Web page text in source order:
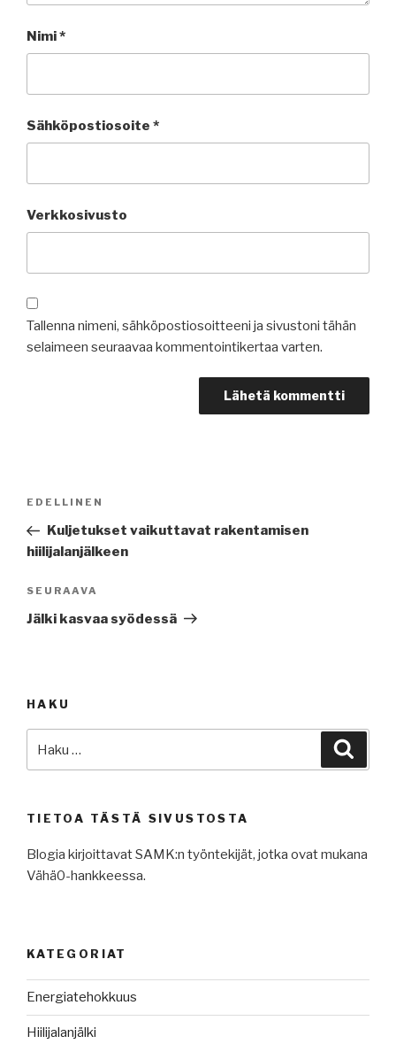
Nimi*
Sähköpostiosoite *
Verkkosivusto
Tallenna nimeni, sähköpostiosoitteeni ja sivustoni tähän
selaimeen seuraavaa kommentointikertaa varten.
Edellinen
artikkeli
EDELLINEN
Kuljetukset vaikuttavat rakentamisen
hiilijalanjälkeen
Seuraava
artikkeli
SEURAAVA
Jälki kasvaa syödessä
HAKU
TIETOA TÄSTÄ SIVUSTOSTA
Blogia kirjoittavat SAMK:n työntekijät, jotka ovat mukana
Vähä0-hankkeessa.
KATEGORIAT
Energiatehokkuus
Hiilijalanjälki